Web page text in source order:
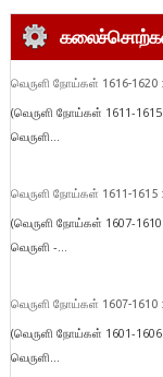
வெருளி நோய்கள் 1616-
(வெருளி நோய்கள் 1611-
வெருளி...
வெருளி நோய்கள் 1611-
(வெருளி நோய்கள் 1607-
வெருளி -...
வெருளி நோய்கள் 1607-
(வெருளி நோய்கள் 1601-
வெருளி...